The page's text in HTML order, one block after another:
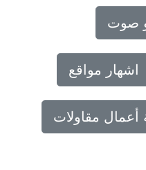
صوت
اشهار مواقع
مقاولات